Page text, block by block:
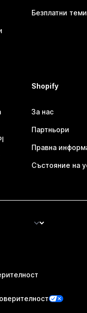
Безплатни теми
Shopify
За нас
Партньори
Правна
Състояние на